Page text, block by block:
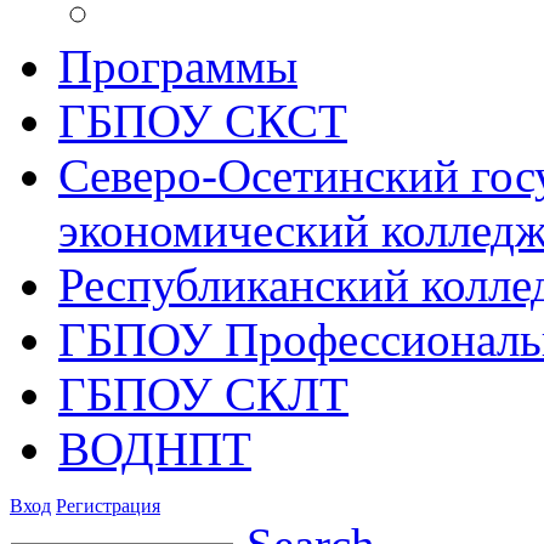
Программы
ГБПОУ СКСТ
Северо-Осетинский
экономический
Республиканский
ГБПОУ
ГБПОУ СКЛТ
ВОДНПТ
Вход Регистрация